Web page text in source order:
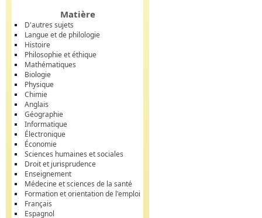
Matière
D'autres sujets
Langue et de philologie
Histoire
Philosophie et éthique
Mathématiques
Biologie
Physique
Chimie
Anglais
Géographie
Informatique
Électronique
Économie
Sciences humaines et sociales
Droit et jurisprudence
Enseignement
Médecine et sciences de la santé
Formation et orientation de l'emploi
Français
Espagnol